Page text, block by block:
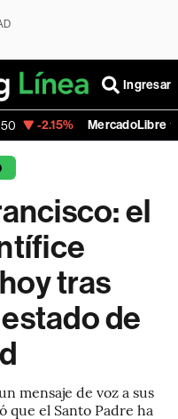
Ingresar
MercadoLibre 1,821.795
el
tras
de
mensaje de voz a sus
que el Santo Padre ha